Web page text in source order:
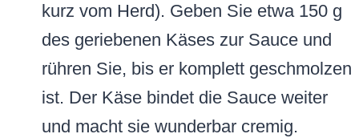
kurz vom Herd). Geben Sie etwa 150 g
des geriebenen Käses zur Sauce und
rühren Sie, bis er komplett geschmolzen
ist. Der Käse bindet die Sauce weiter
und macht sie wunderbar cremig.